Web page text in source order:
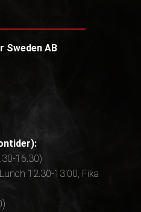
Sweden AB
16.30)
12.30-13.00, Fika